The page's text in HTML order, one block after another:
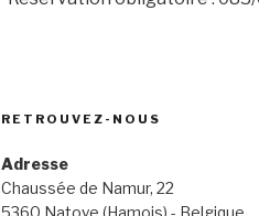
RETROUVEZ-NOUS
Adresse
Chaussée de Namur, 22
5360 Natoye (Hamois) - Belgique